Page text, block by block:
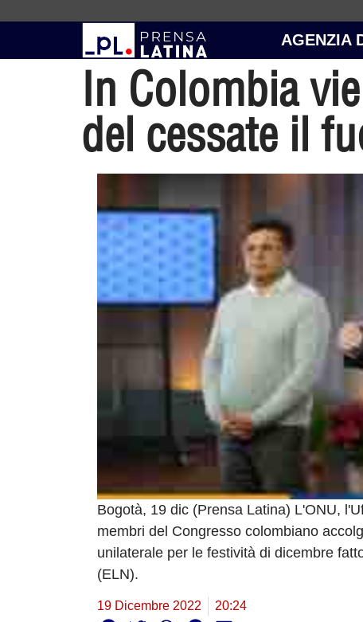
AGENZIA
In Colombia
del cessate il
Bogotà, 19 dic (Prensa Latina) L'ONU,
membri del Congresso colombiano
unilaterale per le festività di dicembre
(ELN).
19 Dicembre 2022 20:24